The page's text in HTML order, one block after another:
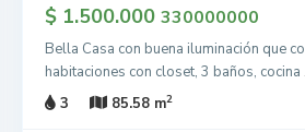
$ 1.500.000 330000000
Bella Casa con buena iluminación que
habitaciones con closet, 3 baños, cocina
3
85.58 m2